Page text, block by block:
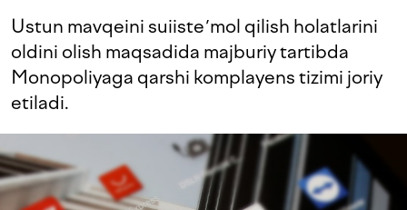
Ustun mavqeini suiisteʼmol qilish holatlarini
oldini olish maqsadida majburiy tartibda
Monopoliyaga qarshi komplayens tizimi joriy
etiladi.